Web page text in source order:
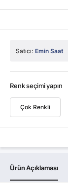
Satıcı: Emin Saat
Renk seçimi yapın
Çok Renkli
Ürün Açıklaması